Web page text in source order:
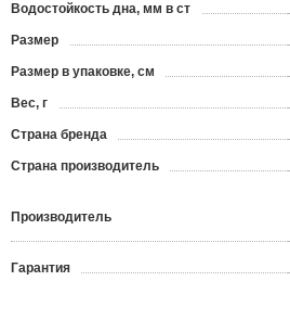
Водостойкость дна, мм в ст
Размер
Размер в упаковке, см
Вес, г
Страна бренда
Страна производитель
Производитель
Гарантия